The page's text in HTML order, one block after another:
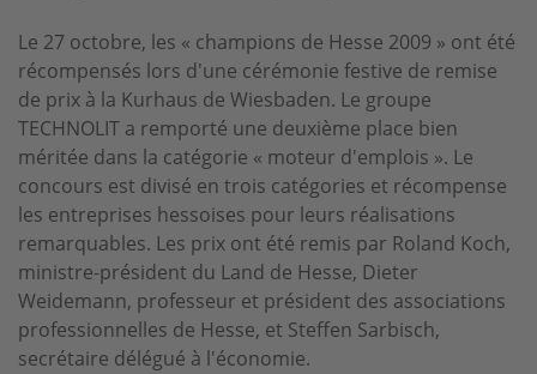
Le 27 octobre, les « champions de Hesse 2009 » ont été
récompensés lors d'une cérémonie festive de remise
de prix à la Kurhaus de Wiesbaden. Le groupe
TECHNOLIT a remporté une deuxième place bien
méritée dans la catégorie « moteur d'emplois ». Le
concours est divisé en trois catégories et récompense
les entreprises hessoises pour leurs réalisations
remarquables. Les prix ont été remis par Roland Koch,
ministre-président du Land de Hesse, Dieter
Weidemann, professeur et président des associations
professionnelles de Hesse, et Steffen Sarbisch,
secrétaire délégué à l'économie.